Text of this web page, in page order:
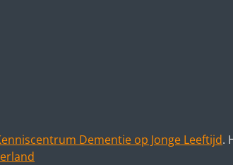
Dementie op Jonge Leeftijd.